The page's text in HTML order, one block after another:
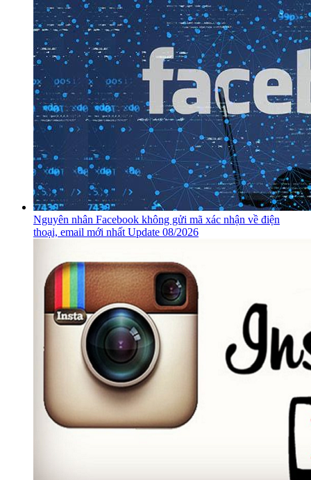
Nguyên nhân Facebook không gửi mã xác nhận về điện
thoại, email mới nhất Update 08/2026